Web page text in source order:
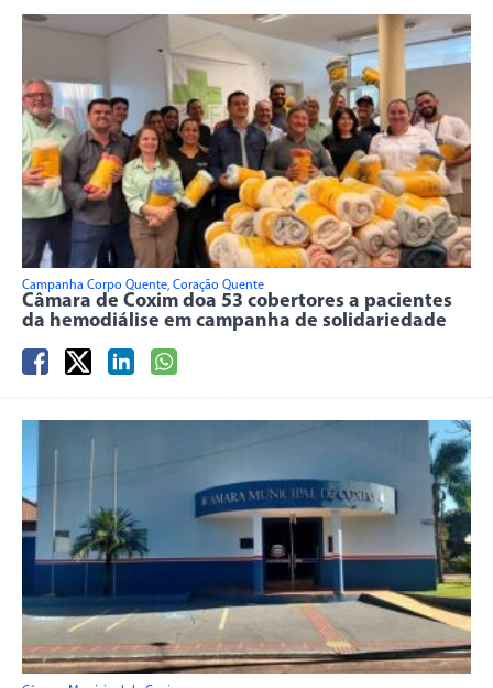
Campanha Corpo Quente, Coração Quente
Câmara de Coxim doa 53 cobertores a pacientes
da hemodiálise em campanha de solidariedade